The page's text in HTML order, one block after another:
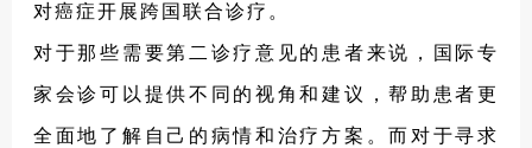
对癌症开展跨国联合诊疗。
对于那些需要第二诊疗意见的患者来说，国际专
家会诊可以提供不同的视角和建议，帮助患者更
全面地了解自己的病情和治疗方案。而对于寻求